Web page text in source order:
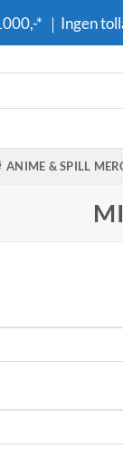
* ｜Ingen
ANIME & SPILL